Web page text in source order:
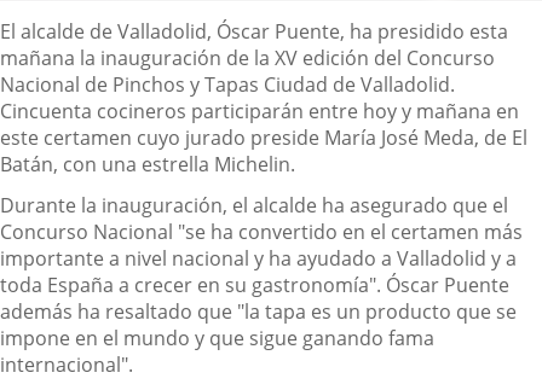
Descripción
El alcalde de Valladolid, Óscar Puente, ha presidido esta
mañana la inauguración de la XV edición del Concurso
Nacional de Pinchos y Tapas Ciudad de Valladolid.
Cincuenta cocineros participarán entre hoy y mañana en
este certamen cuyo jurado preside María José Meda, de El
Batán, con una estrella Michelin.
Durante la inauguración, el alcalde ha asegurado que el
Concurso Nacional "se ha convertido en el certamen más
importante a nivel nacional y ha ayudado a Valladolid y a
toda España a crecer en su gastronomía". Óscar Puente
además ha resaltado que "la tapa es un producto que se
impone en el mundo y que sigue ganando fama
internacional".